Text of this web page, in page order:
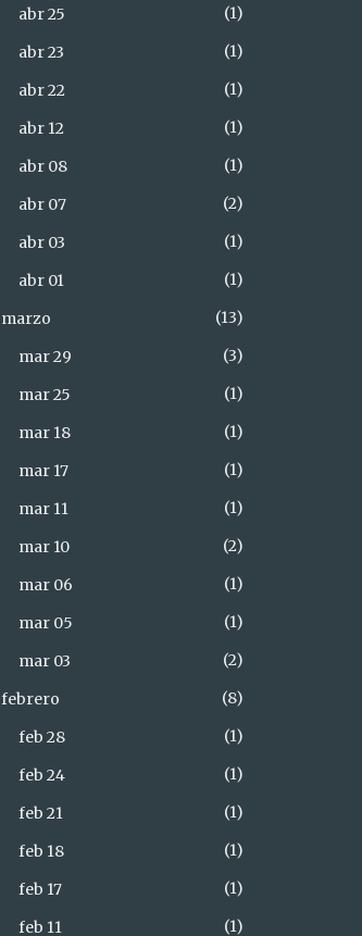
abr 25
1
abr 23
1
abr 22
1
abr 12
1
abr 08
1
abr 07
2
abr 03
1
abr 01
1
marzo
13
mar 29
3
mar 25
1
mar 18
1
mar 17
1
mar 11
1
mar 10
2
mar 06
1
mar 05
1
mar 03
2
febrero
8
feb 28
1
feb 24
1
feb 21
1
feb 18
1
feb 17
1
feb 11
1